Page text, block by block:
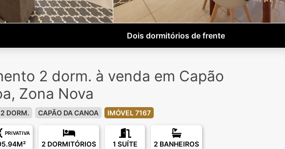
Dois dormitórios de frente
2 dorm. à venda em Capão
Zona Nova
DORM. CAPÃO DA CANOA IMÓVEL 7167
PRIVATIVA
2 DORMITÓRIOS 1 SUÍTE 2 BANHEIROS